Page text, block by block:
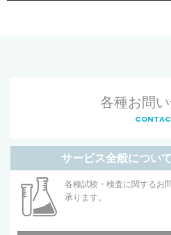
各種お問
サービス全般につい
各種試験・検査に関するお
承ります。